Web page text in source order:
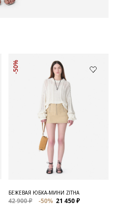
-50%
БЕЖЕВАЯ ЮБКА-МИНИ ZITHA
42 900 ₽ -50% 21 450 ₽